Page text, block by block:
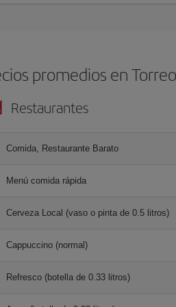
promedios en
Restaurantes
Comida, Restaurante Barato
Menú comida rápida
Cerveza Local (vaso o pinta de 0.5 litros)
Cappuccino (normal)
Refresco (botella de 0.33 litros)